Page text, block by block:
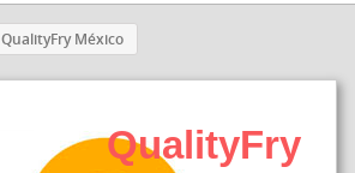
QualityFry México
QualityFry